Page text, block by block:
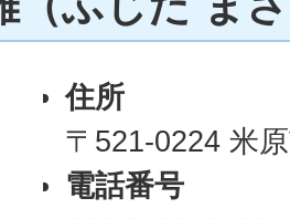
住所
〒521-0224 米
電話番号